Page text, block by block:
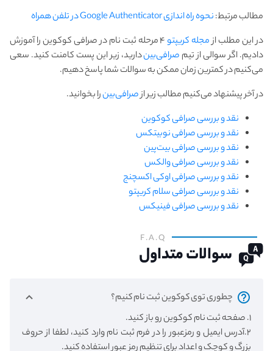
مطالب مرتبط:نحوه راه اندازی Google Authenticator در تلفن همراه
در این مطلب ازمجله کریپتو ۴ مرحله ثبت نام در صرافی کوکوین را آموزش
دادیم. اگر سوالی از تیم صرافی‌بیندارید، زیر این پست کامنت کنید. سعی
می‌کنیم در کمترین زمان ممکن به سوالات شما پاسخ دهیم.
در آخر پیشنهاد می‌کنیم مطالب زیر ازصرافی‌بینرا بخوانید.
نقد و بررسی صرافی کوکوین
نقد و بررسی صرافی نوبیتکس
نقد و بررسی صرافی بیت‌پین
نقد و بررسی صرافی والکس
نقد و بررسی صرافی اوکی اکسچنج
نقد و بررسی صرافی سلام کریپتو
نقد و بررسی صرافی فینیکس
F.A.Q
سوالات متداول
چطوری توی کوکوین ثبت نام کنیم؟
۱. صفحه ثبت نام کوکوین رو باز کنید.
۲.آدرس ایمیل و رمز‌عبور را در فرم ثبت نام وارد کنید، لطفا از حروف
بزرگ و کوچک و اعداد برای تنظیم رمز عبور استفاده کنید.